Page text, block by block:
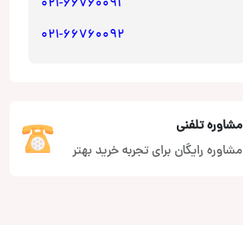
021-66760091
021-66760092
مشاوره تلفنی
مشاوره رایگان برای تجربه خرید بهتر